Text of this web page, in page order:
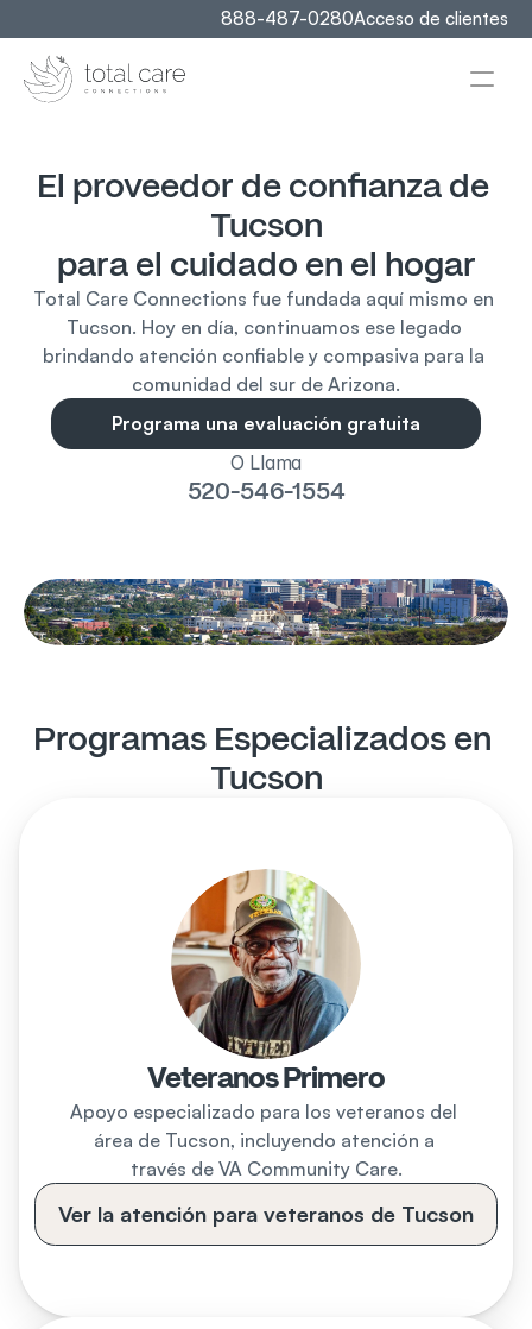
888-487-0280Acceso de clientes
El proveedor de confianza de
Tucson
para el cuidado en el hogar
Total Care Connections fue fundada aquí mismo en
Tucson. Hoy en día, continuamos ese legado
brindando atención confiable y compasiva para la
comunidad del sur de Arizona.
Programa una evaluación gratuita
O Llama
520-546-1554
Programas Especializados en
Tucson
Veteranos Primero
Apoyo especializado para los veteranos del
área de Tucson, incluyendo atención a
través de VA Community Care.
Ver la atención para veteranos de Tucson